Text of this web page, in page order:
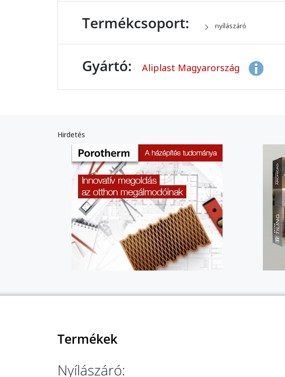
Termékcsoport: nyílászáró
Gyártó: Aliplast Magyarország
Hirdetés
Termékek
Nyílászáró: